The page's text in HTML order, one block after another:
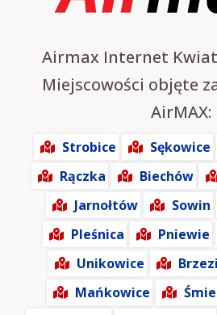
Airmax Internet
Miejscowości objęte
AirMAX:
Strobice Sękowice
Rączka
Biechów
Jarnołtów
Sowin
Pleśnica
Pniewie
Unikowice
Mańkowice